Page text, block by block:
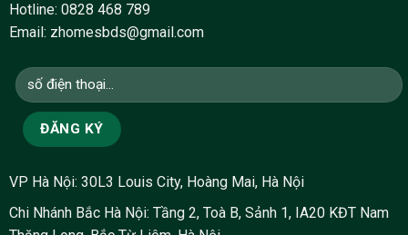
Cho Thue Can Ho 3 Ngu Toa N01t7 (1)
Hotline: 0828 468 789
Email: zhomesbds@gmail.com
VP Hà Nội: 30L3 Louis City, Hoàng Mai, Hà Nội
Chi Nhánh Bắc Hà Nội: Tầng 2, Toà B, Sảnh 1, IA20 KĐT Nam